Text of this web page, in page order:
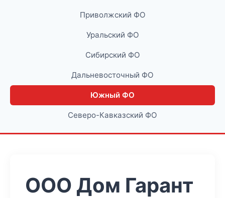
Приволжский ФО
Уральский ФО
Сибирский ФО
Дальневосточный ФО
Южный ФО
Северо-Кавказский ФО
ООО Дом Гарант